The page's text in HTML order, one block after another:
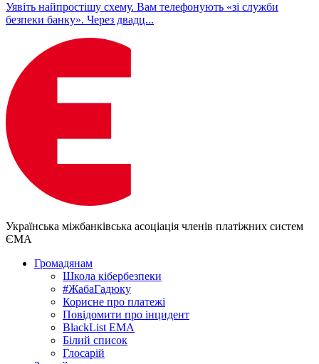
Уявіть найпростішу схему. Вам телефонують «зі служби
безпеки банку». Через двадц...
Українська міжбанківська асоціація членів платіжних систем
ЄМА
Громадянам
Школа кібербезпеки
#ЖабаГадюку
Корисне про платежі
Повідомити про інцидент
BlackList EMA
Білий список
Глосарій